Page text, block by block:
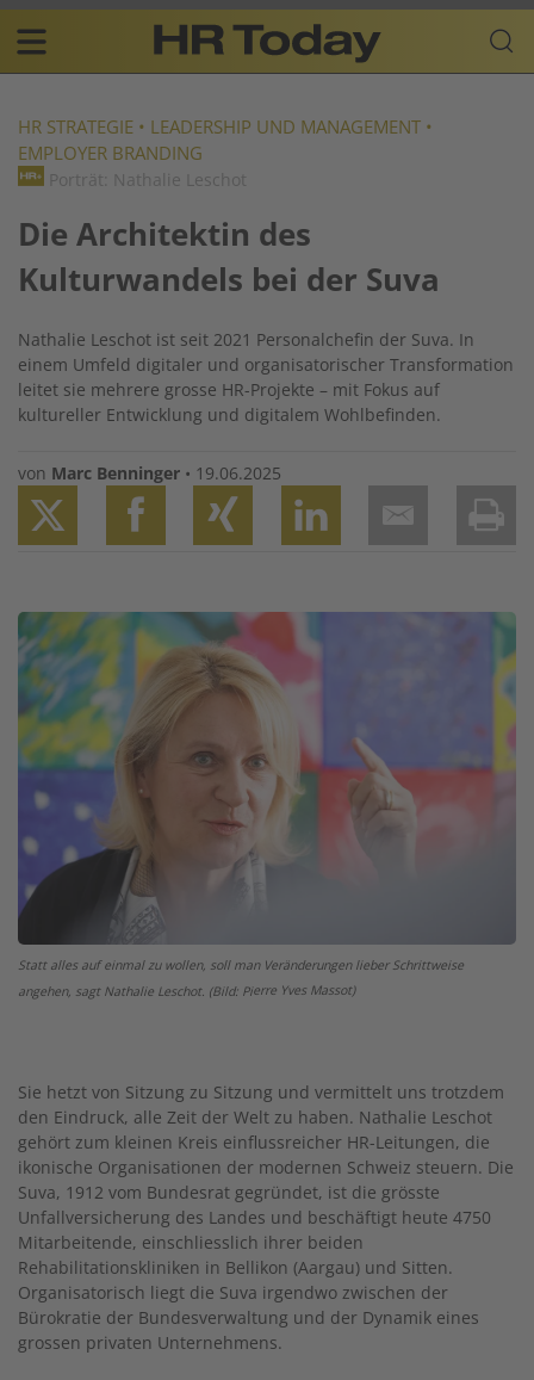
Skip
content
Plattform
für
Resources
navigation
DE
HR STRATEGIE • LEADERSHIP UND MANAGEMENT •
EMPLOYER BRANDING
Porträt: Nathalie Leschot
Die Architektin des
Kulturwandels bei der Suva
Nathalie Leschot ist seit 2021 Personalchefin der Suva. In
einem Umfeld digitaler und organisatorischer Transformation
leitet sie mehrere grosse HR-Projekte – mit Fokus auf
kultureller Entwicklung und digitalem Wohlbefinden.
von Marc Benninger • 19.06.2025
Image
Statt alles auf einmal zu wollen, soll man Veränderungen lieber Schrittweise
angehen, sagt Nathalie Leschot. (Bild: Pierre Yves Massot)
Sie hetzt von Sitzung zu Sitzung und vermittelt uns trotzdem
den Eindruck, alle Zeit der Welt zu haben. Nathalie Leschot
gehört zum kleinen Kreis einflussreicher HR-Leitungen, die
ikonische Organisationen der modernen Schweiz steuern. Die
Suva, 1912 vom Bundesrat gegründet, ist die grösste
Unfallversicherung des Landes und beschäftigt heute 4750
Mitarbeitende, einschliesslich ihrer beiden
Rehabilitationskliniken in Bellikon (Aargau) und Sitten.
Organisatorisch liegt die Suva irgendwo zwischen der
Bürokratie der Bundesverwaltung und der Dynamik eines
grossen privaten Unternehmens.